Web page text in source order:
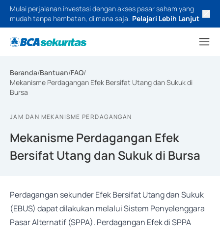
Mulai perjalanan investasi dengan akses pasar saham yang
mudah tanpa hambatan, di mana saja. Pelajari Lebih Lanjut
Beranda/Bantuan/FAQ/
Mekanisme Perdagangan Efek Bersifat Utang dan Sukuk di
Bursa
JAM DAN MEKANISME PERDAGANGAN
Mekanisme Perdagangan Efek
Bersifat Utang dan Sukuk di Bursa
Perdagangan sekunder Efek Bersifat Utang dan Sukuk
(EBUS) dapat dilakukan melalui Sistem Penyelenggara
Pasar Alternatif (SPPA). Perdagangan Efek di SPPA